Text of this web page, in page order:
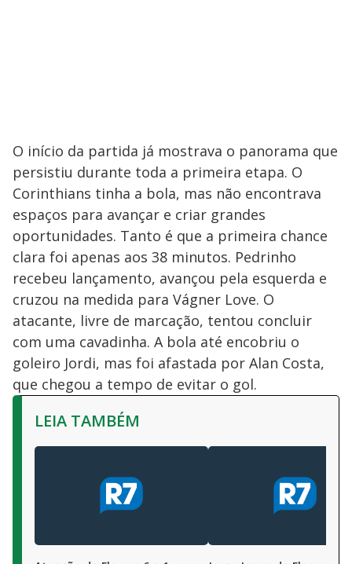
O início da partida já mostrava o panorama que
persistiu durante toda a primeira etapa. O
Corinthians tinha a bola, mas não encontrava
espaços para avançar e criar grandes
oportunidades. Tanto é que a primeira chance
clara foi apenas aos 38 minutos. Pedrinho
recebeu lançamento, avançou pela esquerda e
cruzou na medida para Vágner Love. O
atacante, livre de marcação, tentou concluir
com uma cavadinha. A bola até encobriu o
goleiro Jordi, mas foi afastada por Alan Costa,
que chegou a tempo de evitar o gol.
LEIA TAMBÉM